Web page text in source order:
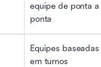
equipe de ponta a
ponta
Equipes baseadas
em turnos